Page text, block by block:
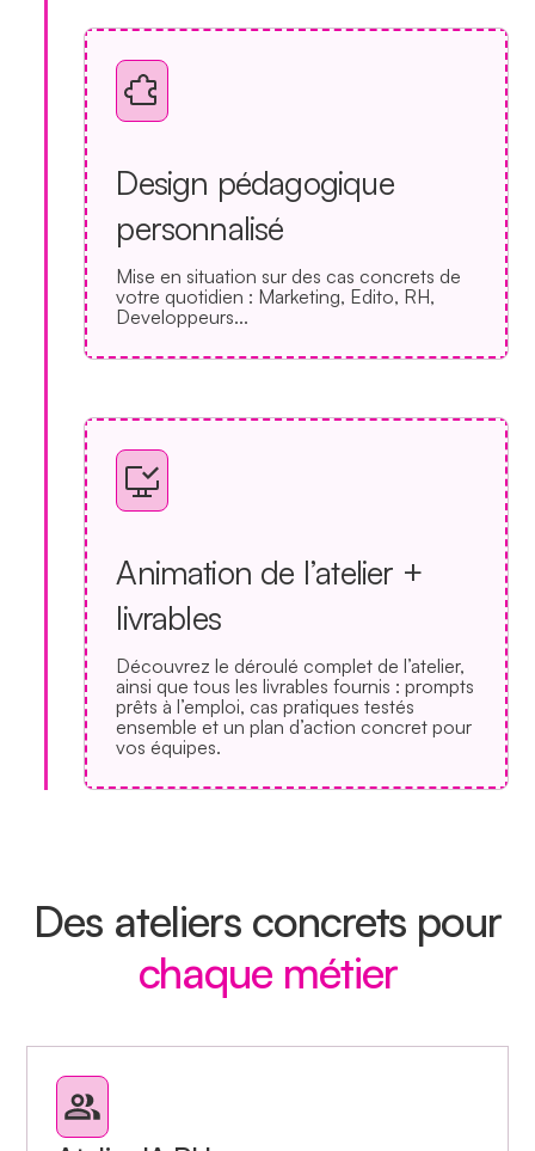
Design pédagogique
personnalisé
Mise en situation sur des cas concrets de
votre quotidien : Marketing, Edito, RH,
Developpeurs...
Animation de l’atelier +
livrables
Découvrez le déroulé complet de l’atelier,
ainsi que tous les livrables fournis : prompts
prêts à l’emploi, cas pratiques testés
ensemble et un plan d’action concret pour
vos équipes.
Des ateliers concrets pour
chaque métier